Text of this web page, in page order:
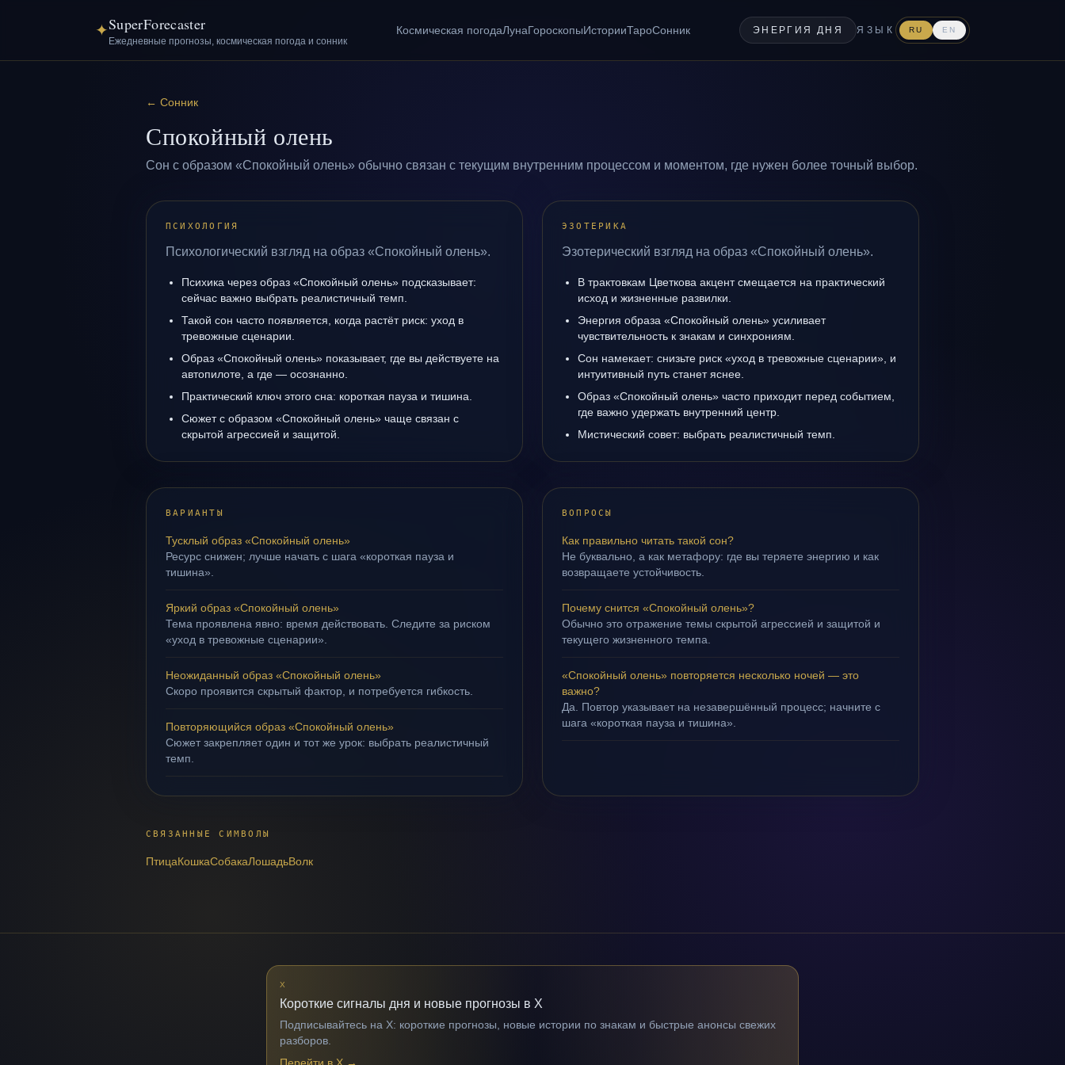
✦SuperForecaster
Ежедневные прогнозы, космическая погода и сонник
Космическая погодаЛунаГороскопыИсторииТароСонник ЭНЕРГИЯ ДНЯ ЯЗЫК RU EN
← Сонник
Спокойный олень
Сон с образом «Спокойный олень» обычно связан с текущим внутренним процессом и моментом, где нужен более точный выбор.
ПСИХОЛОГИЯ
Психологический взгляд на образ «Спокойный олень».
Психика через образ «Спокойный олень» подсказывает:
сейчас важно выбрать реалистичный темп.
Такой сон часто появляется, когда растёт риск: уход в
тревожные сценарии.
Образ «Спокойный олень» показывает, где вы действуете на
автопилоте, а где — осознанно.
Практический ключ этого сна: короткая пауза и тишина.
Сюжет с образом «Спокойный олень» чаще связан с
скрытой агрессией и защитой.
ЭЗОТЕРИКА
Эзотерический взгляд на образ «Спокойный олень».
В трактовкам Цветкова акцент смещается на практический
исход и жизненные развилки.
Энергия образа «Спокойный олень» усиливает
чувствительность к знакам и синхрониям.
Сон намекает: снизьте риск «уход в тревожные сценарии», и
интуитивный путь станет яснее.
Образ «Спокойный олень» часто приходит перед событием,
где важно удержать внутренний центр.
Мистический совет: выбрать реалистичный темп.
ВАРИАНТЫ
Тусклый образ «Спокойный олень»
Ресурс снижен; лучше начать с шага «короткая пауза и
тишина».
Яркий образ «Спокойный олень»
Тема проявлена явно: время действовать. Следите за риском
«уход в тревожные сценарии».
Неожиданный образ «Спокойный олень»
Скоро проявится скрытый фактор, и потребуется гибкость.
Повторяющийся образ «Спокойный олень»
Сюжет закрепляет один и тот же урок: выбрать реалистичный
темп.
ВОПРОСЫ
Как правильно читать такой сон?
Не буквально, а как метафору: где вы теряете энергию и как
возвращаете устойчивость.
Почему снится «Спокойный олень»?
Обычно это отражение темы скрытой агрессией и защитой и
текущего жизненного темпа.
«Спокойный олень» повторяется несколько ночей — это
важно?
Да. Повтор указывает на незавершённый процесс; начните с
шага «короткая пауза и тишина».
СВЯЗАННЫЕ СИМВОЛЫ
ПтицаКошкаСобакаЛошадьВолк
X
Короткие сигналы дня и новые прогнозы в X
Подписывайтесь на X: короткие прогнозы, новые истории по знакам и быстрые анонсы свежих
разборов.